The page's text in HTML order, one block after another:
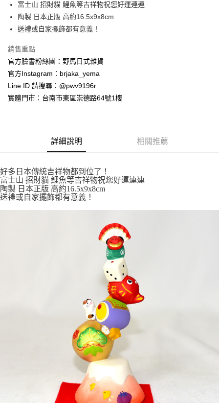
上海商業儲蓄銀行
台北富邦商業銀行
國泰世華商業銀行
臺灣中小企業銀行
聯邦商業銀行
元大商業銀行
台新國際商業銀行
台灣樂天信用卡公司
LINE Pay
Apple Pay
悠遊付
Google Pay
ATM付款
每筆NT$65，滿NT$999(含以上)免運費
付款後全家取貨
每筆NT$65，滿NT$999(含以上)免運費
7-11取貨付款
每筆NT$65，滿NT$999(含以上)免運費
每筆NT$65，滿NT$999(含以上)免運費
每筆NT$100，滿NT$999(含以上)免運費
富士山 招財貓 鯉魚等吉祥物祝您好運連連
陶製 日本正版 高約16.5x9x8cm
送禮或自家擺飾都有意義！
銷售重點
官方臉書粉絲團：野馬日式雜貨
官方Instagram：brjaka_yema
Line ID 請搜尋：@pwv9196r
實體門市：台南市東區崇德路64號1樓
詳細說明 相關推薦
好多日本傳統吉祥物都到位了！
富士山 招財貓 鯉魚等吉祥物祝您好運連連
陶製 日本正版 高約16.5x9x8cm
送禮或自家擺飾都有意義！